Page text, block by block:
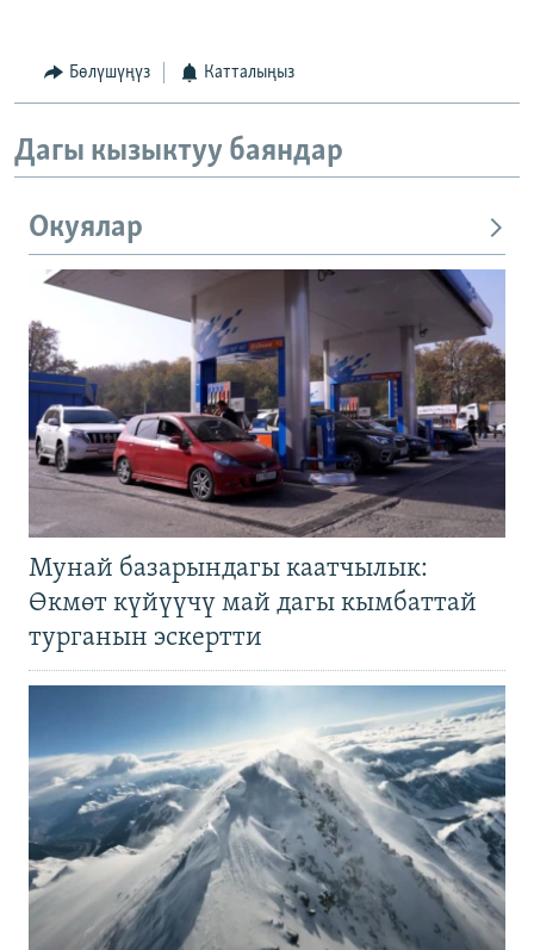
Бөлүшүңүз Катталыңыз
Дагы кызыктуу баяндар
Окуялар
Мунай базарындагы каатчылык:
Өкмөт күйүүчү май дагы кымбаттай
турганын эскертти